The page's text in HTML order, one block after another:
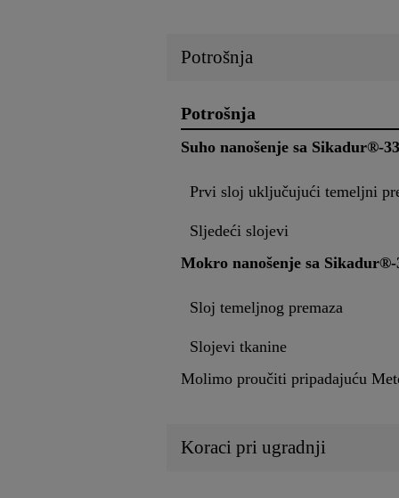
Potrošnja
Potrošnja
Suho nanošenje sa Sikadur®-
Prvi sloj uključujući temeljni
Sljedeći slojevi
Mokro nanošenje sa
Sloj temeljnog premaza
Slojevi tkanine
Molimo proučiti pripadajuću
Koraci pri ugradnji